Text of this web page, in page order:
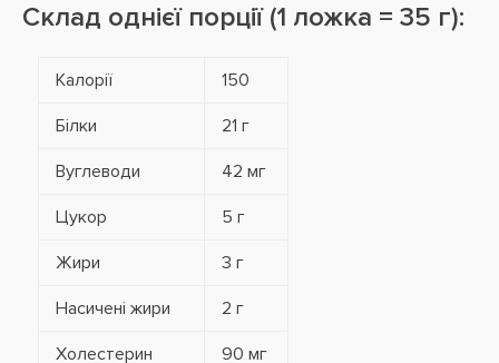
Склад однієї порції (1 ложка = 35 г):
Калорії 150
Білки 21 г
Вуглеводи 42 мг
Цукор 5 г
Жири 3 г
Насичені жири 2 г
Холестерин 90 мг